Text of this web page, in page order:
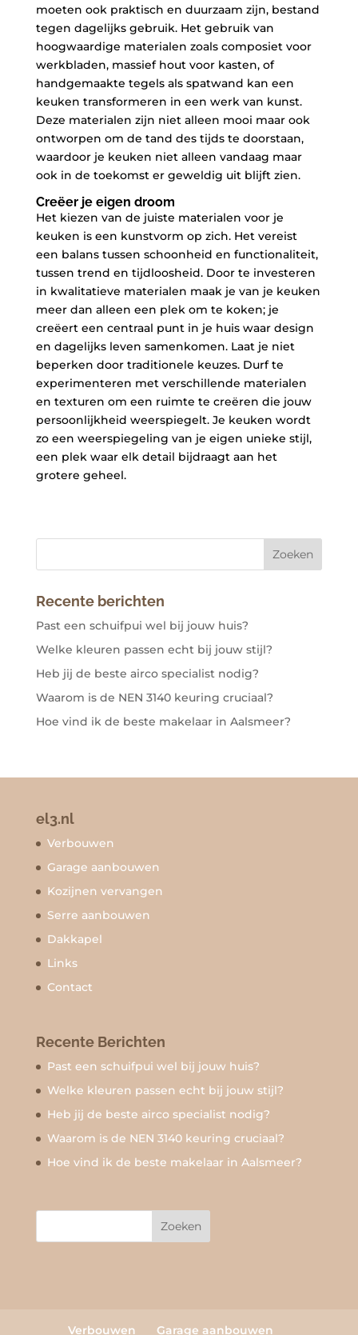
moeten ook praktisch en duurzaam zijn, bestand
tegen dagelijks gebruik. Het gebruik van
hoogwaardige materialen zoals composiet voor
werkbladen, massief hout voor kasten, of
handgemaakte tegels als spatwand kan een
keuken transformeren in een werk van kunst.
Deze materialen zijn niet alleen mooi maar ook
ontworpen om de tand des tijds te doorstaan,
waardoor je keuken niet alleen vandaag maar
ook in de toekomst er geweldig uit blijft zien.
Creëer je eigen droom
Het kiezen van de juiste materialen voor je
keuken is een kunstvorm op zich. Het vereist
een balans tussen schoonheid en functionaliteit,
tussen trend en tijdloosheid. Door te investeren
in kwalitatieve materialen maak je van je keuken
meer dan alleen een plek om te koken; je
creëert een centraal punt in je huis waar design
en dagelijks leven samenkomen. Laat je niet
beperken door traditionele keuzes. Durf te
experimenteren met verschillende materialen
en texturen om een ruimte te creëren die jouw
persoonlijkheid weerspiegelt. Je keuken wordt
zo een weerspiegeling van je eigen unieke stijl,
een plek waar elk detail bijdraagt aan het
grotere geheel.
Recente berichten
Past een schuifpui wel bij jouw huis?
Welke kleuren passen echt bij jouw stijl?
Heb jij de beste airco specialist nodig?
Waarom is de NEN 3140 keuring cruciaal?
Hoe vind ik de beste makelaar in Aalsmeer?
el3.nl
Verbouwen
Garage aanbouwen
Kozijnen vervangen
Serre aanbouwen
Dakkapel
Links
Contact
Recente Berichten
Past een schuifpui wel bij jouw huis?
Welke kleuren passen echt bij jouw stijl?
Heb jij de beste airco specialist nodig?
Waarom is de NEN 3140 keuring cruciaal?
Hoe vind ik de beste makelaar in Aalsmeer?
Verbouwen Garage aanbouwen